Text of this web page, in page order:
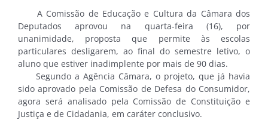
A Comissão de Educação e Cultura da Câmara dos
Deputados aprovou na quarta-feira (16), por
unanimidade, proposta que permite às escolas
particulares desligarem, ao final do semestre letivo, o
aluno que estiver inadimplente por mais de 90 dias.
Segundo a Agência Câmara, o projeto, que já havia
sido aprovado pela Comissão de Defesa do Consumidor,
agora será analisado pela Comissão de Constituição e
Justiça e de Cidadania, em caráter conclusivo.